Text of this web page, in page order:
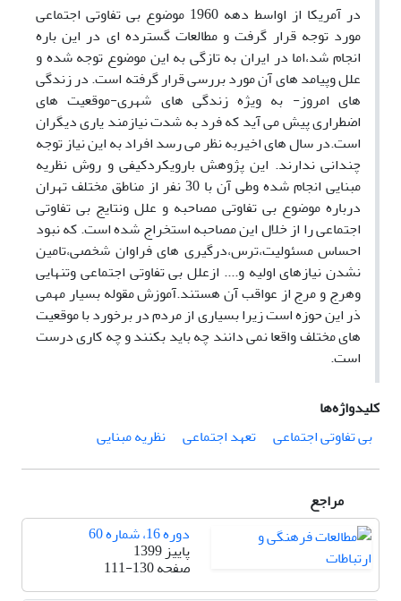
در آمریکا از اواسط دهه 1960 موضوع بی تفاوتی اجتماعی
مورد توجه قرار گرفت و مطالعات گسترده ای در این باره
انجام شد،اما در ایران به تازگی به این موضوع توجه شده و
علل وپیامد های آن مورد بررسی قرار گرفته است. در زندگی
های امروز- به ویژه زندگی های شهری-موقعیت های
اضطراری پیش می آید که فرد به شدت نیازمند یاری دیگران
است.در سال های اخیربه نظر می رسد افراد به این نیاز توجه
چندانی ندارند. این پژوهش بارویکردکیفی و روش نظریه
مبنایی انجام شده وطی آن با 30 نفر از مناطق مختلف تهران
درباره موضوع بی تفاوتی مصاحبه و علل ونتایج بی تفاوتی
اجتماعی را از خلال این مصاحبه استخراج شده است. که نبود
احساس مسئولیت،ترس،درگیری های فراوان شخصی،تامین
نشدن نیازهای اولیه و.... ازعلل بی تفاوتی اجتماعی وتنهایی
وهرج و مرج از عواقب آن هستند.آموزش مقوله بسیار مهمی
ذر این حوزه است زیرا بسیاری از مردم در برخورد با موقعیت
های مختلف واقعا نمی دانند چه باید بکنند و چه کاری درست
است.
کلیدواژه‌ها
بی تفاوتی اجتماعی
تعهد اجتماعی نظریه مبنایی
مراجع
دوره 16، شماره 60
پاییز 1399
صفحه111-130